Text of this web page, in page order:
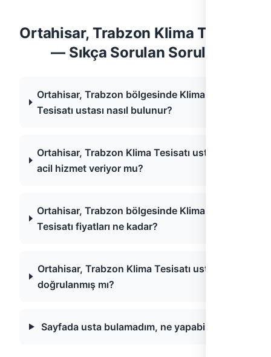
Ortahisar, Trabzon Klima Tesisatı
— Sıkça Sorulan Sorular
Ortahisar, Trabzon bölgesinde Klima
Tesisatı ustası nasıl bulunur?
Ortahisar, Trabzon Klima Tesisatı ustaları
acil hizmet veriyor mu?
Ortahisar, Trabzon bölgesinde Klima
Tesisatı fiyatları ne kadar?
Ortahisar, Trabzon Klima Tesisatı ustaları
doğrulanmış mı?
Sayfada usta bulamadım, ne yapabilirim?